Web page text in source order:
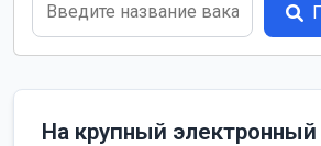
На крупный электронный